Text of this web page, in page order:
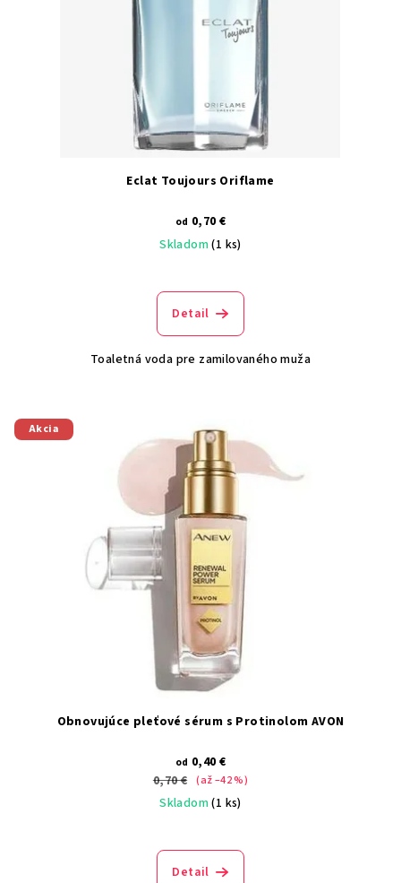
Eclat Toujours Oriflame
od 0,70 €
Skladom(1 ks)
Detail
Toaletná voda pre zamilovaného muža
Akcia
Obnovujúce pleťové sérum s Protinolom AVON
od 0,40 €
0,70 € (až –42 %)
Skladom(1 ks)
Detail